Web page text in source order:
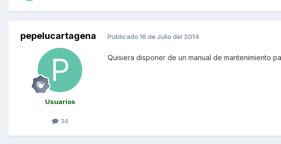
pepelucartagena
Usuarios
34
Publicado 16 de Julio del 2014
Quisiera disponer de un manual de mantenimiento